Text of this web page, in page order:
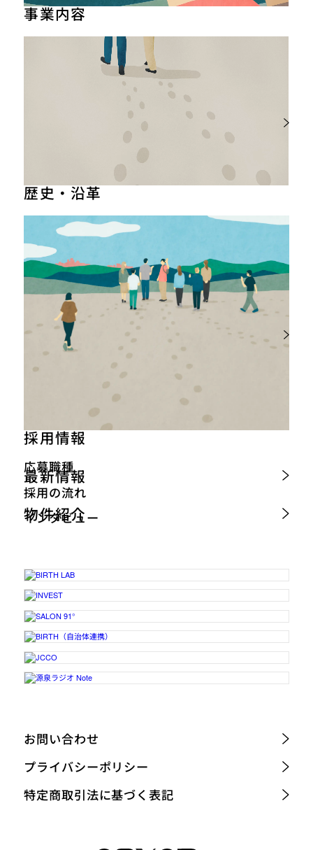
事業内容
事業について
歴史・沿革
フォトアルバム
採用情報
応募職種
採用の流れ
インタビュー
最新情報
物件紹介
お問い合わせ
プライバシーポリシー
特定商取引法に基づく表記